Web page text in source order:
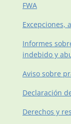
FWA
Excepciones,
Informes
indebido y
Aviso sobre
Declaración
Derechos y